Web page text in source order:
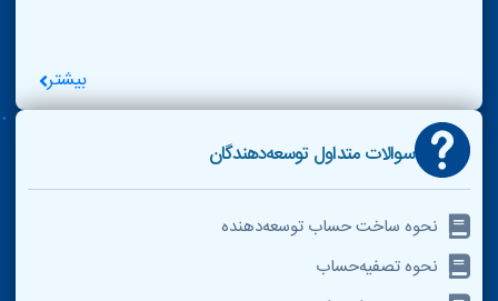
بیشتر
سوالات متداول توسعه‌دهندگان
نحوه ساخت حساب توسعه‌دهنده
نحوه تصفیه‌حساب